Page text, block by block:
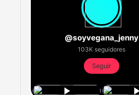
@soyvegana_jenny
103K seguidores
Seguir